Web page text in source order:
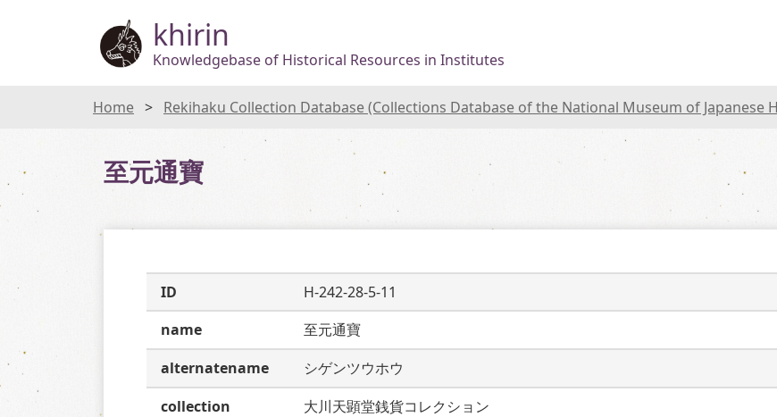
khirin
Knowledgebase of Historical Resources in Institutes
Home Rekihaku Collection Database (Collections Database of the National Museum of Japanese
至元通寶
ID
H-242-28-5-11
name
至元通寶
alternatename
シゲンツウホウ
collection
大川天顕堂銭貨コレクション